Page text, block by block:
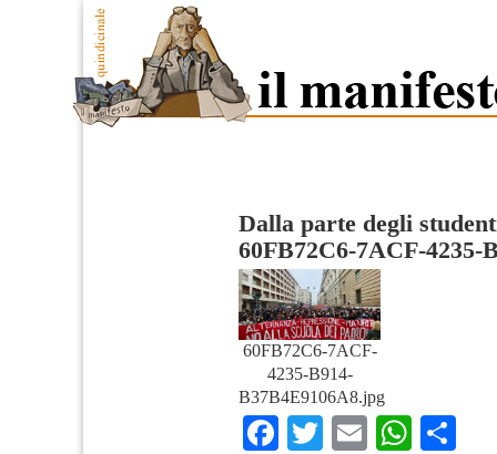
Dalla parte degli
60FB72C6-7ACF-4235-
60FB72C6-7ACF-
4235-B914-
B37B4E9106A8.jpg
Facebook
TwitterEmail